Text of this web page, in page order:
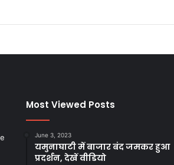
Most Viewed Posts
June 3, 2023
यमुनाघाटी में बाजार बंद जमकर हुआ
प्रदर्शन, देखें वीडियो